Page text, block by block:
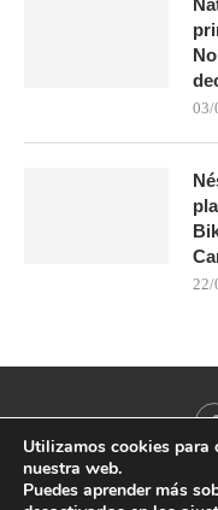
03/
22/
Utilizamos cookies para
nuestra web.
Puedes aprender más